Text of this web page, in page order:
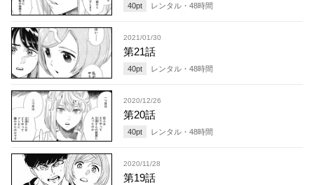
40pt レンタル・ 48時間
2021/01/30
第21話
40pt レンタル・ 48時間
2020/12/26
第20話
40pt レンタル・ 48時間
2020/11/28
第19話